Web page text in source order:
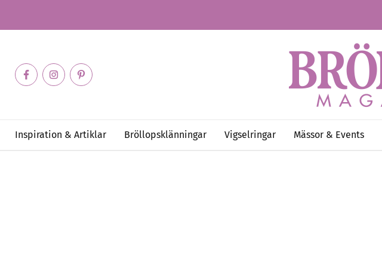
Inspiration & Artiklar Bröllopsklänningar Vigselringar Mässor & Events